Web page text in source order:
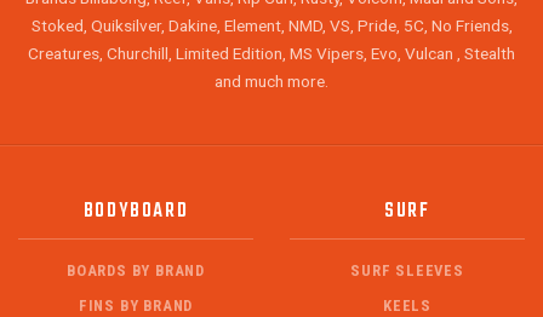
Stoked, Quiksilver, Dakine, Element, NMD, VS, Pride, 5C, No Friends,
Creatures, Churchill, Limited Edition, MS Vipers, Evo, Vulcan , Stealth
and much more.
BODYBOARD
BOARDS BY BRAND
FINS BY BRAND
SURF
SURF SLEEVES
KEELS